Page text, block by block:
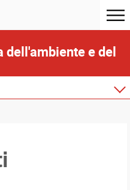
dell'ambiente e del